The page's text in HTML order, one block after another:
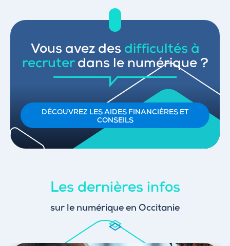
Vous avez des difficultés à
recruterdans le numérique ?
DÉCOUVREZ LES AIDES FINANCIÈRES ET
CONSEILS
Les dernières infos
sur le numérique en Occitanie